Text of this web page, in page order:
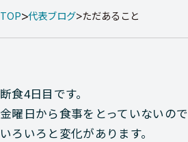
TOP 代表ブログ ただあること
断食4日目です。
金曜日から食事をとっていないので
いろいろと変化があります。